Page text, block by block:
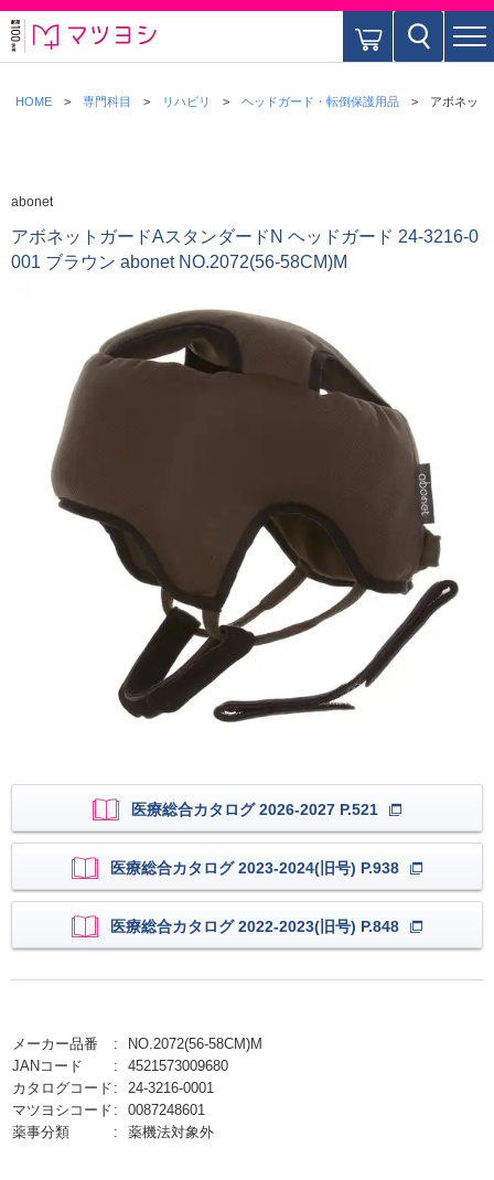
HOME 専門科目 リハビリ ヘッドガード・転倒保護用品 アボネッ
abonet
アボネットガードAスタンダードN ヘッドガード 24-3216-0
001 ブラウン abonet NO.2072(56-58CM)M
医療総合カタログ 2026-2027 P.521
医療総合カタログ 2023-2024(旧号) P.938
医療総合カタログ 2022-2023(旧号) P.848
メーカー品番
NO.2072(56-58CM)M
JANコード
4521573009680
カタログコード
24-3216-0001
マツヨシコード
0087248601
薬事分類
薬機法対象外